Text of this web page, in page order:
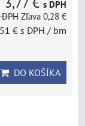
s DPH
Zľava 0,28 €
€ s DPH / bm
DO KOŠÍKA